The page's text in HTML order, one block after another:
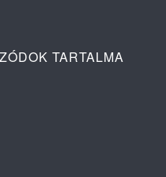
TARTALMA